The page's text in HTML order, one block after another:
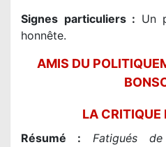
Signes particuliers : Un
honnête.
AMIS DU
LA CRITIQUE
Résumé :
Fatigués